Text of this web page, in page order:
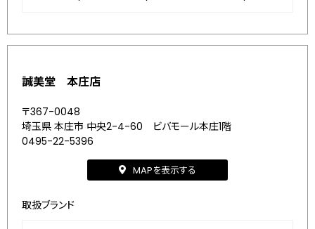
誠美堂 本庄店
〒367-0048
埼玉県 本庄市 中央2-4-60 ビバモール本庄1階
0495-22-5396
MAPを表示する
取扱ブランド